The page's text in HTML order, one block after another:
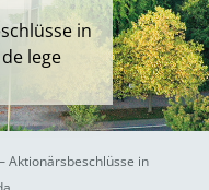
in
lege
Aktionärsbeschlüsse in